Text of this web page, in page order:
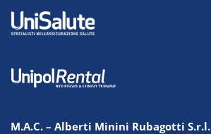
M.A.C. – Alberti Minini Rubagotti S.r.l.